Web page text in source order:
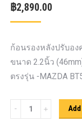
฿2,890.00
ก้อนรองหลังปรับอง
ขนาด 2.2นิ้ว
ตรงรุ่น -MAZDA
รอง